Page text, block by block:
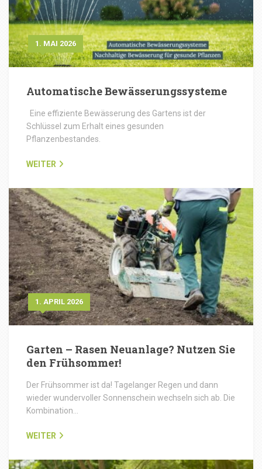
1. MAI 2026
Automatische Bewässerungssysteme
Eine effiziente Bewässerung des Gartens ist der
Schlüssel zum Erhalt eines gesunden
Pflanzenbestandes.
WEITER
1. APRIL 2026
Garten – Rasen Neuanlage? Nutzen Sie
den Frühsommer!
Der Frühsommer ist da! Tagelanger Regen und dann
wieder wundervoller Sonnenschein wechseln sich ab. Die
Kombination…
WEITER